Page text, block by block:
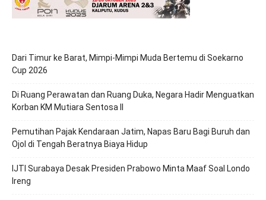
Dari Timur ke Barat, Mimpi-Mimpi Muda Bertemu di Soekarno
Cup 2026
Di Ruang Perawatan dan Ruang Duka, Negara Hadir Menguatkan
Korban KM Mutiara Sentosa II
Pemutihan Pajak Kendaraan Jatim, Napas Baru Bagi Buruh dan
Ojol di Tengah Beratnya Biaya Hidup
IJTI Surabaya Desak Presiden Prabowo Minta Maaf Soal Londo
Ireng